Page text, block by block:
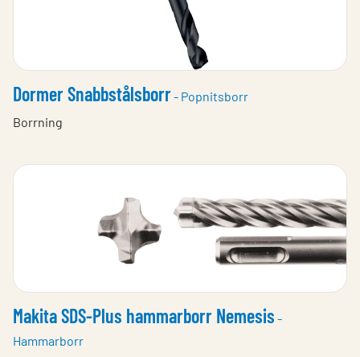
Dormer Snabbstålsborr- Popnitsborr
Borrning
Makita SDS-Plus hammarborr Nemesis -
Hammarborr